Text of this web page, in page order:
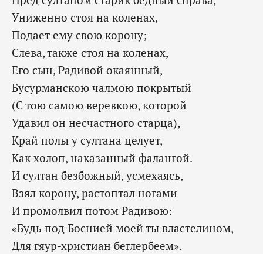
Униженно стоя на коленах,
Подает ему свою корону;
Слева, также стоя на коленах,
Его сын, Радивой окаянный,
Бусурманскою чалмою покрытый
(С тою самою веревкою, которой
Удавил он несчастного старца),
Край полы у султана целует,
Как холоп, наказанный фалангой.
И султан безбожный, усмехаясь,
Взял корону, растоптал ногами
И промолвил потом Радивою:
«Будь под Боснией моей ты властелином,
Для гяур-христиан беглербеем».